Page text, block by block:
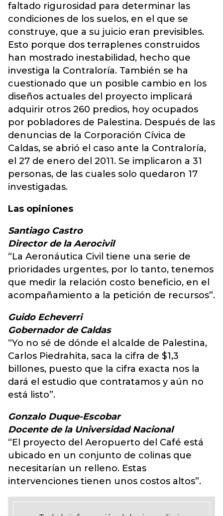
faltado rigurosidad para determinar las
condiciones de los suelos, en el que se
construye, que a su juicio eran previsibles.
Esto porque dos terraplenes construidos
han mostrado inestabilidad, hecho que
investiga la Contraloría. También se ha
cuestionado que un posible cambio en los
diseños actuales del proyecto implicará
adquirir otros 260 predios, hoy ocupados
por pobladores de Palestina. Después de las
denuncias de la Corporación Cívica de
Caldas, se abrió el caso ante la Contraloría,
el 27 de enero del 2011. Se implicaron a 31
personas, de las cuales solo quedaron 17
investigadas.
Las opiniones
Santiago Castro
Director de la Aerocivil
“La Aeronáutica Civil tiene una serie de
prioridades urgentes, por lo tanto, tenemos
que medir la relación costo beneficio, en el
acompañamiento a la petición de recursos”.
Guido Echeverri
Gobernador de Caldas
“Yo no sé de dónde el alcalde de Palestina,
Carlos Piedrahita, saca la cifra de $1,3
billones, puesto que la cifra exacta nos la
dará el estudio que contratamos y aún no
está listo”.
Gonzalo Duque-Escobar
Docente de la Universidad Nacional
“El proyecto del Aeropuerto del Café está
ubicado en un conjunto de colinas que
necesitarían un relleno. Estas
intervenciones tienen unos costos altos”.